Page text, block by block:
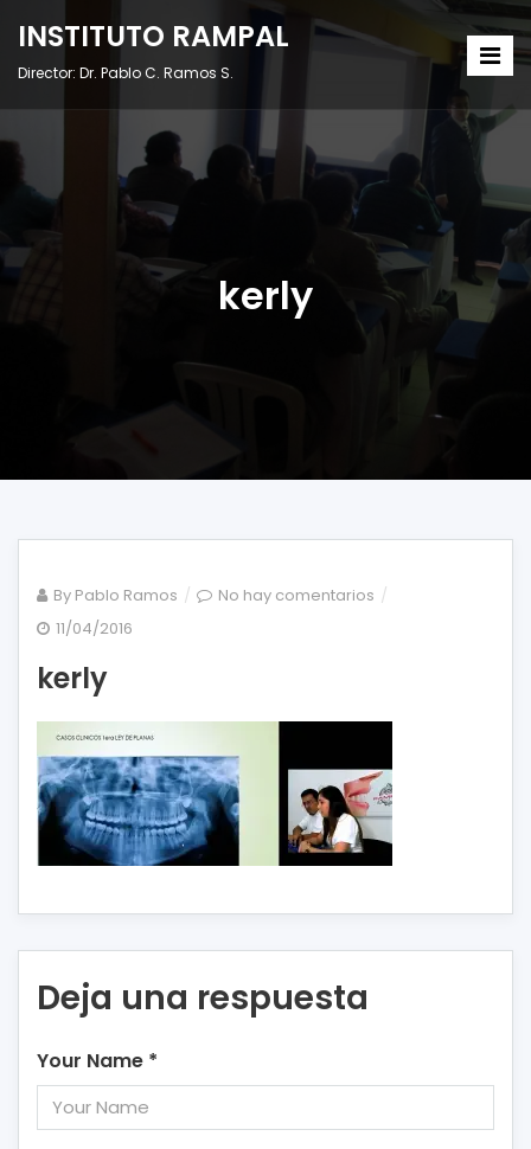
INSTITUTO RAMPAL
Director: Dr. Pablo C. Ramos S.
kerly
By Pablo Ramos No hay comentarios en
11/04/2016
kerly
Deja una respuesta
Your Name *